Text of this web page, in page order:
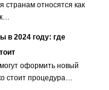
странам относятся как
в 2024 году: где
оформить новый
стоит процедура…